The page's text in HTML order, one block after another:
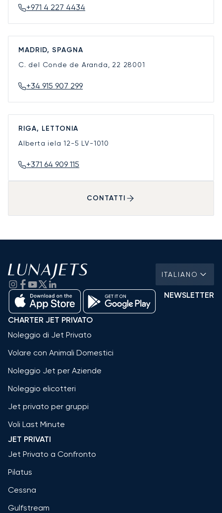
+971 4 227 4434
MADRID, SPAGNA
C. del Conde de Aranda, 22 28001
+34 915 907 299
RIGA, LETTONIA
Alberta iela 12-5 LV-1010
+371 64 909 115
CONTATTI
ITALIANO
NEWSLETTER
CHARTER JET PRIVATO
Noleggio di Jet Privato
Volare con Animali Domestici
Noleggio Jet per Aziende
Noleggio elicotteri
Jet privato per gruppi
Voli Last Minute
JET PRIVATI
Jet Privato a Confronto
Pilatus
Cessna
Gulfstream